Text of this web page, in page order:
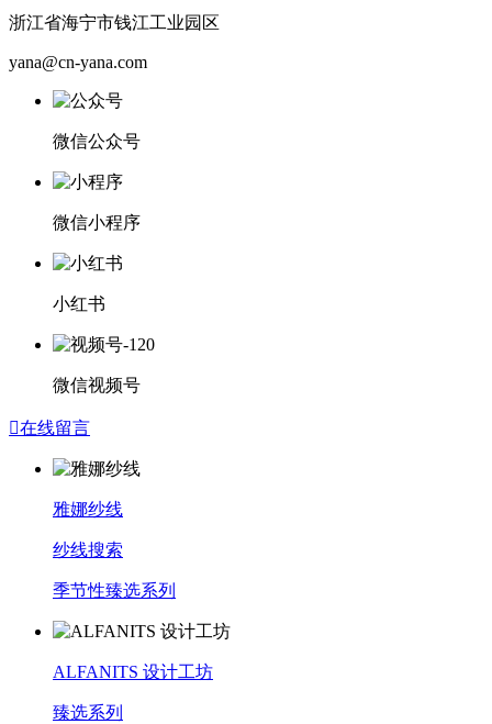
浙江省海宁市钱江工业园区
yana@cn-yana.com
微信公众号
微信小程序
小红书
微信视频号
在线留言
雅娜纱线
纱线搜索
季节性臻选系列
ALFANITS 设计工坊
臻选系列